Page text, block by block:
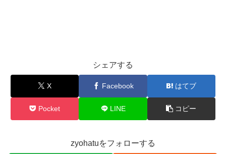
シェアする
X Facebook はてブ
Pocket LINE コピー
zyohatuをフォローする